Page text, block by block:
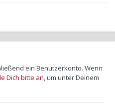
ein Benutzerkonto. Wenn
Dich bitte an, um unter Deinem